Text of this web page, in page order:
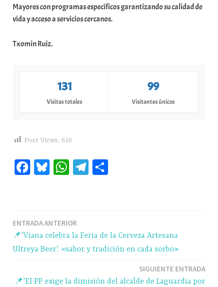
Mayores con programas específicos garantizando su calidad de
vida y acceso a servicios cercanos.
Txomin Ruiz.
131
Visitas totales
99
Visitantes únicos
Post Views: 610
Fa Bl W
pp
Te
m rti
r
Navegación
de
ENTRADA ANTERIOR
📌’Viana celebra la Feria de la Cerveza Artesana
Ultreya Beer’: «sabor y tradición en cada sorbo»
SIGUIENTE ENTRADA
📌’El PP exige la dimisión del alcalde de Laguardia por